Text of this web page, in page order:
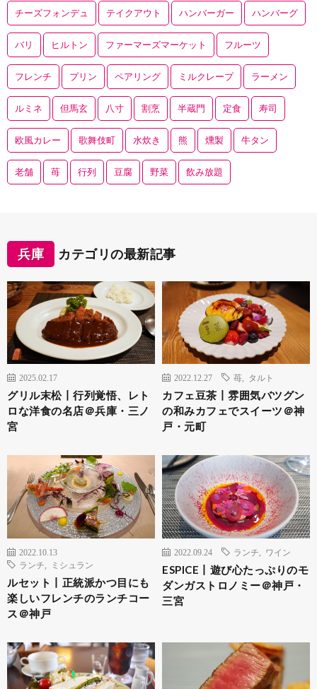
チーズフォンデュ テイクアウト ハンバーガー ハンバーグ
バリ ヒルトン ファーマーズマーケット フルーツ
フレンチ プリン ペアリング ミルクレープ ラーメン
ルミネ 但馬玄 八寸 割烹 半蔵門 定食 寿司
欧風カレー 歌舞伎町 水炊き 熊 燻製 牛タン
老舗 苺 行列 豆腐 野菜 飲み放題
兵庫 カテゴリの最新記事
2025.02.17
グリル末松丨行列覚悟、レト
ロな洋食の名店＠兵庫・三ノ
宮
2022.12.27 苺 タルト
カフェ豆茶丨雰囲気バツグン
の和みカフェでスイーツ＠神
戸・元町
2022.10.13
ランチ
ミシュラン
ルセット丨正統派かつ目にも
楽しいフレンチのランチコー
ス＠神戸
2022.09.24 ランチ ワイン
ESPICE丨遊び心たっぷりのモ
ダンガストロノミー＠神戸・
三宮